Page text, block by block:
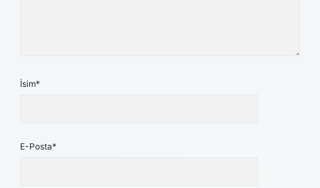
İsim*
E-Posta*